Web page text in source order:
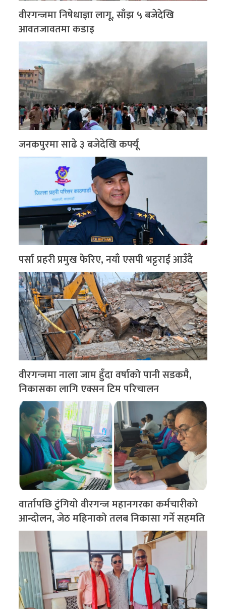
वीरगन्जमा निषेधाज्ञा लागू, साँझ ५ बजेदेखि
आवतजावतमा कडाइ
जनकपुरमा साढे ३ बजेदेखि कर्फ्यू
पर्सा प्रहरी प्रमुख फेरिए, नयाँ एसपी भट्टराई आउँदै
वीरगन्जमा नाला जाम हुँदा वर्षाको पानी सडकमै,
निकासका लागि एक्सन टिम परिचालन
वार्तापछि टुंगियो वीरगन्ज महानगरका कर्मचारीको
आन्दोलन, जेठ महिनाको तलब निकासा गर्ने सहमति